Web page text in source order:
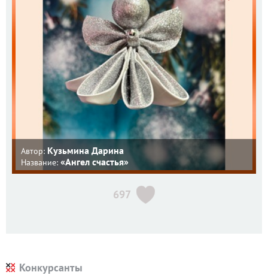
Автор: Кузьмина Дарина
Название: «Ангел счастья»
697
Конкурсанты